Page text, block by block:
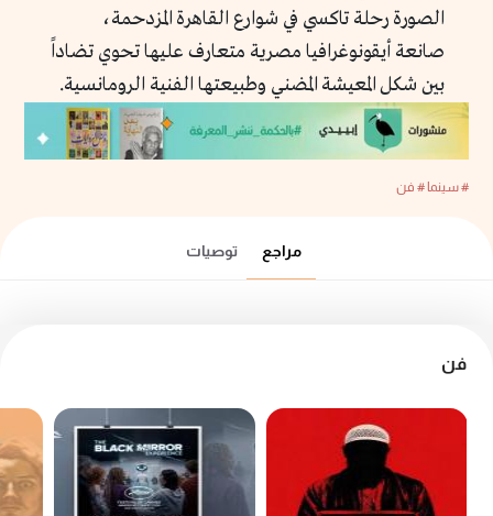
الصورة رحلة تاكسي في شوارع القاهرة المزدحمة،
صانعة أيقونوغرافيا مصرية متعارف عليها تحوي تضاداً
بين شكل المعيشة المضني وطبيعتها الفنية الرومانسية.
# سينما# فن
مراجع توصيات
فن